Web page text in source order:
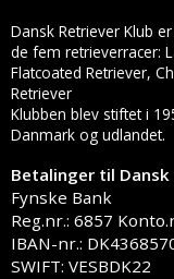
Dansk Retriever Klub
de fem retrieverracer:
Flatcoated Retriever,
Retriever
Klubben blev stiftet i
Danmark og udlandet.
Betalinger til Dansk
Fynske Bank
Reg.nr.: 6857
IBAN-nr.:
SWIFT: VESBDK22